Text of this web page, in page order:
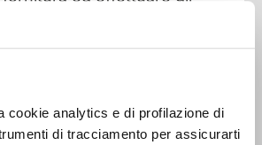
cookie analytics e di profilazione di
di tracciamento per assicurarti
impianto